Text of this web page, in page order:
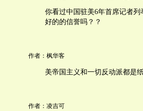
你看过中国驻美6年首席记者
好的的信誉吗？？
作者：枫华客
美帝国主义和一切反动派都是
作者：凌吉可